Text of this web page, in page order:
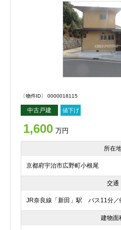
〔物件ID〕 0000018115
中古戸建 値下げ
1,600 万円
所在
京都府宇治市広野町小根尾
交通
JR奈良線「新田」駅 バス11分／
建物面